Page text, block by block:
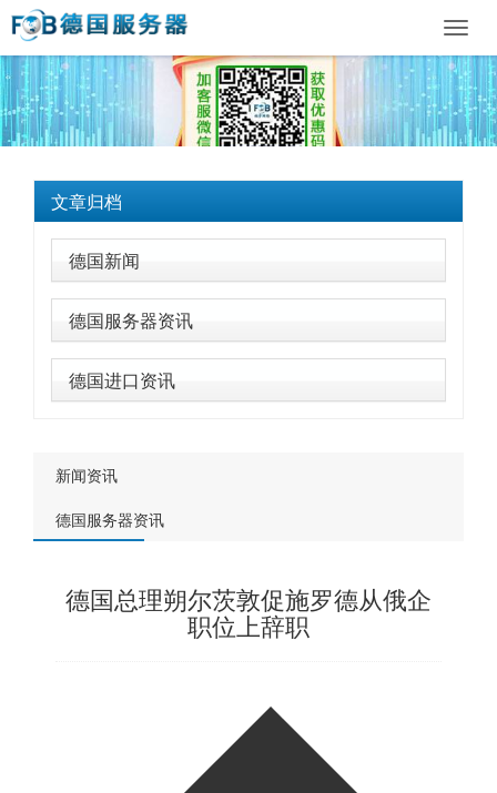
文章归档
德国新闻
德国服务器资讯
德国进口资讯
新闻资讯
德国服务器资讯
德国总理朔尔茨敦促施罗德从俄企
职位上辞职